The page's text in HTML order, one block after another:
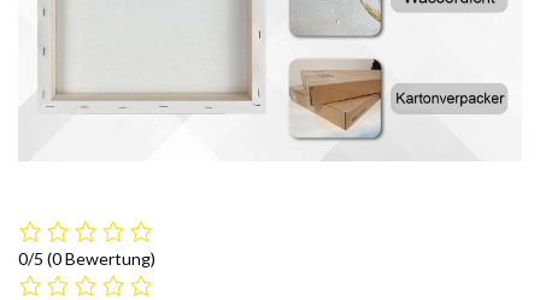
0/5 (0 Bewertung)